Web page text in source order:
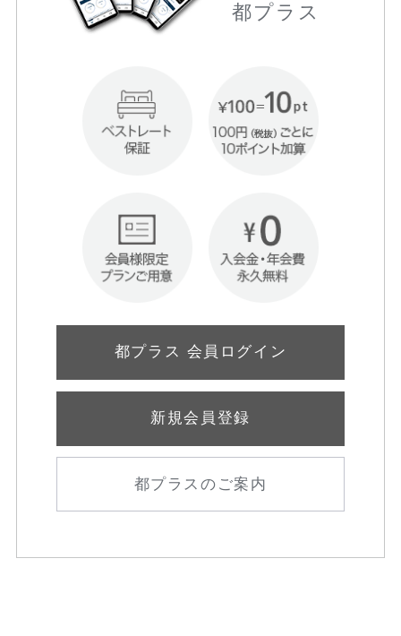
都プラス
都プラス 会員ログイン
新規会員登録
都プラスのご案内